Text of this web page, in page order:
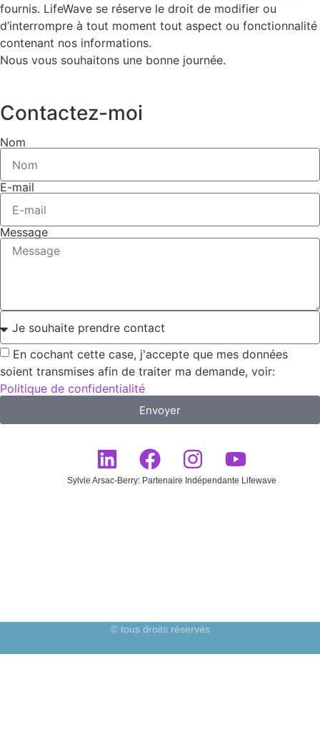
fournis. LifeWave se réserve le droit de modifier ou
d’interrompre à tout moment tout aspect ou fonctionnalité
contenant nos informations.
Nous vous souhaitons une bonne journée.
Contactez-moi
Nom
E-mail
Message
En cochant cette case, j'accepte que mes données
soient transmises afin de traiter ma demande, voir:
Politique de confidentialité
Envoyer
Sylvie Arsac-Berry: Partenaire Indépendante Lifewave
© tous droits réservés